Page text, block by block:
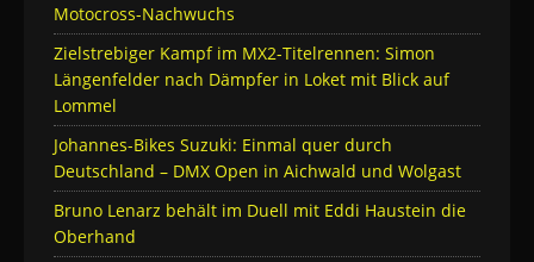
Motocross-Nachwuchs
Zielstrebiger Kampf im MX2-Titelrennen: Simon
Längenfelder nach Dämpfer in Loket mit Blick auf
Lommel
Johannes-Bikes Suzuki: Einmal quer durch
Deutschland – DMX Open in Aichwald und Wolgast
Bruno Lenarz behält im Duell mit Eddi Haustein die
Oberhand